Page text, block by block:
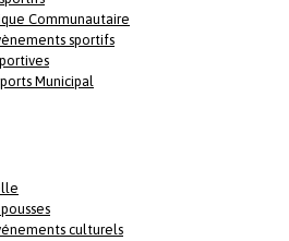
Communautaire
sportifs
Municipal
culturels